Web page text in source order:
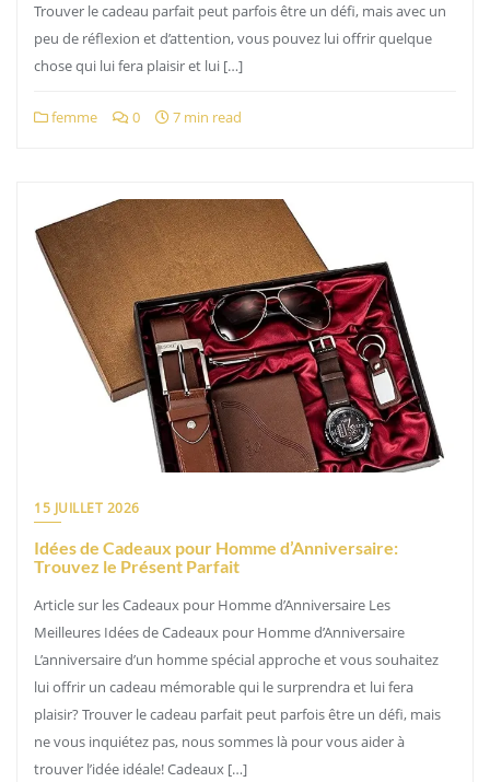
Trouver le cadeau parfait peut parfois être un défi, mais avec un
peu de réflexion et d’attention, vous pouvez lui offrir quelque
chose qui lui fera plaisir et lui […]
femme 0 7 min read
15 JUILLET 2026
Idées de Cadeaux pour Homme d’Anniversaire:
Trouvez le Présent Parfait
Article sur les Cadeaux pour Homme d’Anniversaire Les
Meilleures Idées de Cadeaux pour Homme d’Anniversaire
L’anniversaire d’un homme spécial approche et vous souhaitez
lui offrir un cadeau mémorable qui le surprendra et lui fera
plaisir? Trouver le cadeau parfait peut parfois être un défi, mais
ne vous inquiétez pas, nous sommes là pour vous aider à
trouver l’idée idéale! Cadeaux […]